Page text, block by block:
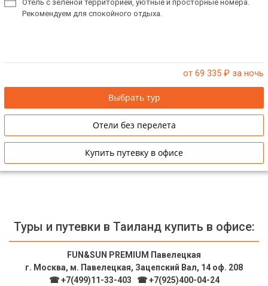
Отель с зеленой территорией, уютные и просторные номера.
Рекомендуем для спокойного отдыха.
от 69 335 ₽ за ночь
Выбрать тур
Отели без перелета
Купить путевку в офисе
Туры и путевки в Таиланд купить в офисе:
FUN&SUN PREMIUM Павелецкая
г. Москва, м. Павелецкая, Зацепский Вал, 14 оф. 208
☎ +7(499)11-33-403
☎ +7(925)400-04-24